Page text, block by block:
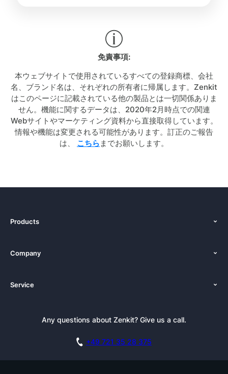
免責事項:
本ウェブサイトで使用されているすべての登録商標、会社
名、ブランド名は、それぞれの所有者に帰属します。Zenkit
はこのページに記載されている他の製品とは一切関係ありま
せん。機能に関するデータは、2020年2月時点での関連
Webサイトやマーケティング資料から直接取得しています。
情報や機能は変更される可能性があります。訂正のご報告
は、 こちら までお願いします。
Products
価格設定
デモのご予約
Company
ニュースルーム
Service
ニュースレターAny questions about Zenkit? Give us a call.
+49 721 35 28 375